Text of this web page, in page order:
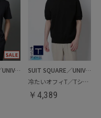
SUIT SQUARE／UNIVERSAL LANGUAGE
SUIT SQUARE／UNIVERSAL LANGUAGE
冷たいオフィT／Tシャツ
￥ 4,389